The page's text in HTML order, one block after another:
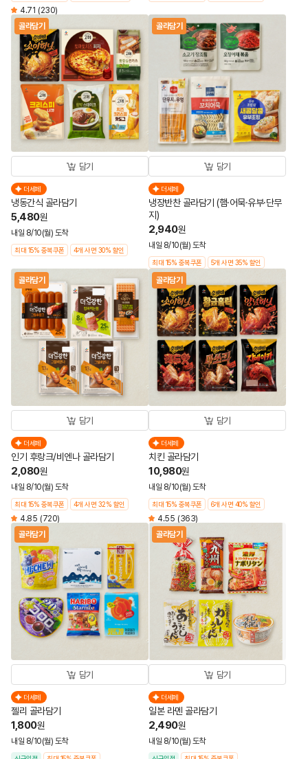
4.71 (230)
골라담기
담기
더세페
냉동간식 골라담기
5,480원
내일 8/10(월) 도착
최대 15% 중복쿠폰 4개 사면 30% 할인
골라담기
담기
더세페
냉장반찬 골라담기 (햄·어묵·유부·단무
지)
2,940원
내일 8/10(월) 도착
최대 15% 중복쿠폰 5개 사면 35% 할인
골라담기
담기
더세페
인기 후랑크/비엔나 골라담기
2,080원
내일 8/10(월) 도착
최대 15% 중복쿠폰 4개 사면 32% 할인
4.85 (720)
골라담기
담기
더세페
치킨 골라담기
10,980원
내일 8/10(월) 도착
최대 15% 중복쿠폰 6개 사면 40% 할인
4.55 (363)
골라담기
담기
더세페
젤리 골라담기
1,800원
내일 8/10(월) 도착
골라담기
담기
더세페
일본 라멘 골라담기
2,490원
내일 8/10(월) 도착